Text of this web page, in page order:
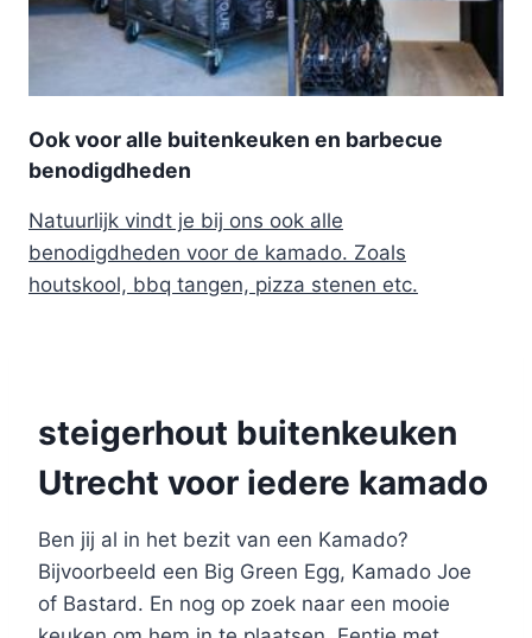
Ook voor alle buitenkeuken en barbecue
benodigdheden
Natuurlijk vindt je bij ons ook alle
benodigdheden voor de kamado. Zoals
houtskool, bbq tangen, pizza stenen etc.
steigerhout buitenkeuken
Utrecht voor iedere kamado
Ben jij al in het bezit van een Kamado?
Bijvoorbeeld een Big Green Egg, Kamado Joe
of Bastard. En nog op zoek naar een mooie